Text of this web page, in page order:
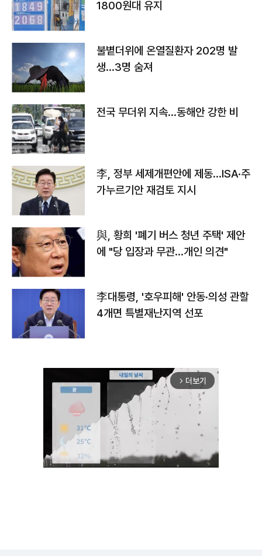
1800원대 유지
불볕더위에 온열질환자 202명 발
생…3명 숨져
전국 무더위 지속…동해안 강한 비
李, 정부 세제개편안에 제동…ISA·주
가누르기안 재검토 지시
與, 황희 '폐기 버스 청년 주택' 제안
에 "당 입장과 무관…개인 의견"
李대통령, '호우피해' 안동·의성 관할
4개면 특별재난지역 선포
arrow_forward_ios 더보기